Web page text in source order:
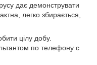
дає демонструвати
легко збирається,
цілу добу.
по телефону с